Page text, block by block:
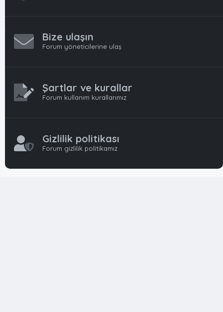
Bize ulaşın
Forum yöneticilerine ulaş
Şartlar ve kurallar
Forum kullanım kurallarımız
Gizlilik politikası
Forum gizlilik politikamız